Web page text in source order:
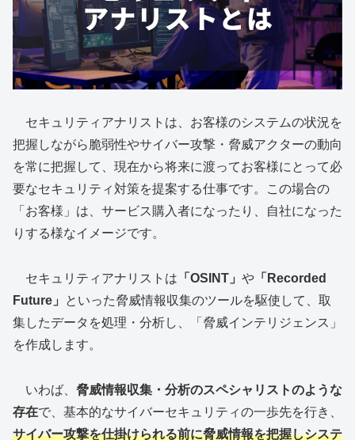
セキュリティアナリストは、お客様のシステムの状況を
把握しながら脆弱性やサイバー攻撃・脅威アクターの動向
を常に把握して、現在から将来に渡ってお客様にとって必
要なセキュリティ対策を提案する仕事です。この場合の
「お客様」は、サービス購入者になったり、自社になった
りする様なイメージです。
セキュリティアナリストは 「OSINT」 や 「Recorded
Future」
といった脅威情報収集のツールを駆使して、取
集したデータを処理・分析し、「脅威インテリジェンス」
を作成します。
いわば、 脅威情報収集・分析のスペシャリストのような
存在で、基本的なサイバーセキュリティの一歩先を行き、
サイバー攻撃を仕掛けられる前に脅威情報を把握しシステ